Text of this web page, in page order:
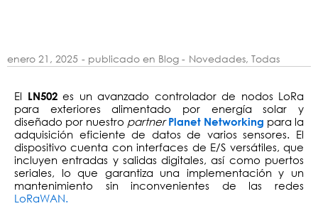
enero 21, 2025 - publicado en Blog - Novedades, Todas
El LN502 es un avanzado controlador de nodos LoRa
para exteriores alimentado por energía solar y
diseñado por nuestro partner Planet Networking para la
adquisición eficiente de datos de varios sensores. El
dispositivo cuenta con interfaces de E/S versátiles, que
incluyen entradas y salidas digitales, así como puertos
seriales, lo que garantiza una implementación y un
mantenimiento sin inconvenientes de las redes
LoRaWAN.